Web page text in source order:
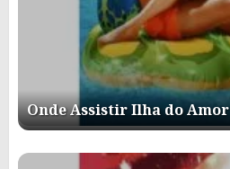
Onde Assistir Ilha do Amor